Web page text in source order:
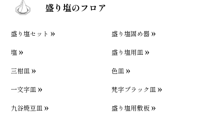
盛り塩のフロア
盛り塩セット
盛り塩固め器
塩
盛り塩用皿
三柑皿
色皿
一文字皿
梵字ブラック皿
九谷焼豆皿
盛り塩用敷板